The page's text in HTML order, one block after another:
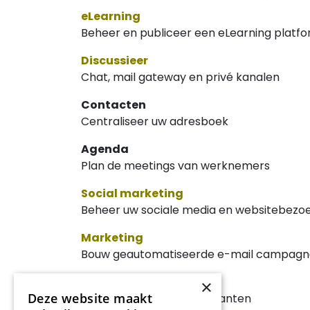
eLearning
Beheer en publiceer een eLearning
Discussieer
Chat, mail gateway en privé kanalen
Contacten
Centraliseer uw adresboek
Agenda
Plan de meetings van werknemers
Social marketing
Beheer uw sociale media en
Marketing
Bouw geautomatiseerde e-mail
Plan afspraken met uw klanten
×
Deze website maakt